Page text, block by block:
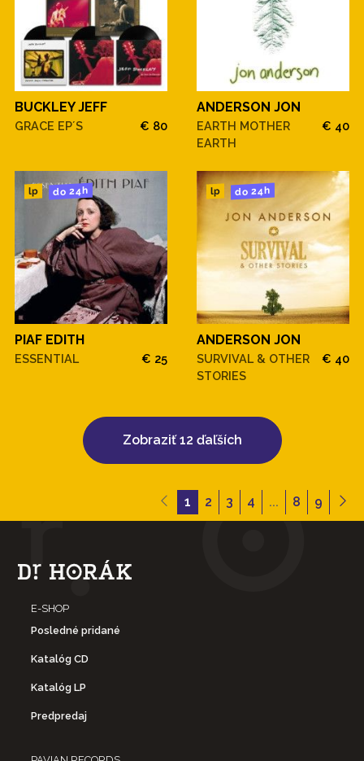
BUCKLEY JEFF
GRACE EP´S € 80
ANDERSON JON
EARTH MOTHER
EARTH
€ 40
lp do 24h
PIAF EDITH
ESSENTIAL € 25
lp do 24h
ANDERSON JON
SURVIVAL & OTHER
STORIES
€ 40
Zobraziť 12 ďaľších
1 2 3 4 ... 8 9
E-SHOP
Posledné pridané
Katalóg CD
Katalóg LP
Predpredaj